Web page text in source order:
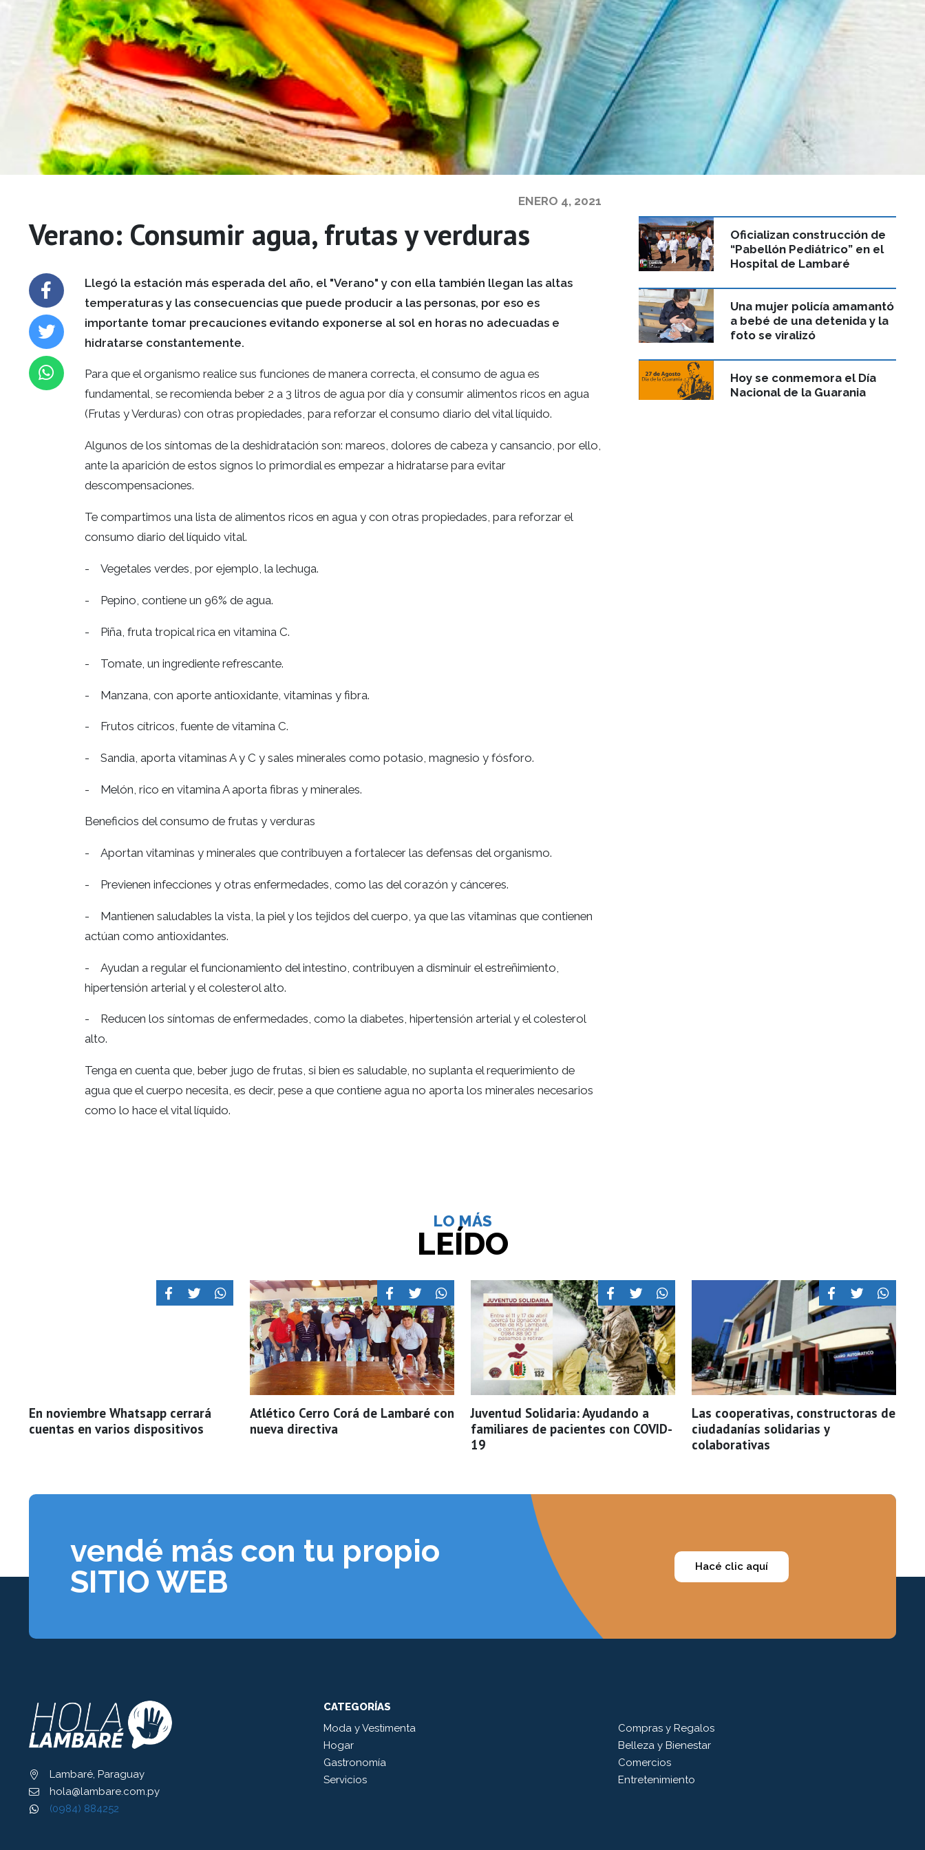
ENERO 4, 2021
Verano: Consumir agua, frutas y verduras
Llegó la estación más esperada del año, el "Verano" y con ella también llegan las altas
temperaturas y las consecuencias que puede producir a las personas, por eso es
importante tomar precauciones evitando exponerse al sol en horas no adecuadas e
hidratarse constantemente.
Para que el organismo realice sus funciones de manera correcta, el consumo de agua es
fundamental, se recomienda beber 2 a 3 litros de agua por día y consumir alimentos ricos en agua
(Frutas y Verduras) con otras propiedades, para reforzar el consumo diario del vital líquido.
Algunos de los síntomas de la deshidratación son: mareos, dolores de cabeza y cansancio, por ello,
ante la aparición de estos signos lo primordial es empezar a hidratarse para evitar
descompensaciones.
Te compartimos una lista de alimentos ricos en agua y con otras propiedades, para reforzar el
consumo diario del líquido vital.
- Vegetales verdes, por ejemplo, la lechuga.
- Pepino, contiene un 96% de agua.
- Piña, fruta tropical rica en vitamina C.
- Tomate, un ingrediente refrescante.
- Manzana, con aporte antioxidante, vitaminas y fibra.
- Frutos cítricos, fuente de vitamina C.
- Sandia, aporta vitaminas A y C y sales minerales como potasio, magnesio y fósforo.
- Melón, rico en vitamina A aporta fibras y minerales.
Beneficios del consumo de frutas y verduras
- Aportan vitaminas y minerales que contribuyen a fortalecer las defensas del organismo.
- Previenen infecciones y otras enfermedades, como las del corazón y cánceres.
- Mantienen saludables la vista, la piel y los tejidos del cuerpo, ya que las vitaminas que contienen
actúan como antioxidantes.
- Ayudan a regular el funcionamiento del intestino, contribuyen a disminuir el estreñimiento,
hipertensión arterial y el colesterol alto.
- Reducen los síntomas de enfermedades, como la diabetes, hipertensión arterial y el colesterol
alto.
Tenga en cuenta que, beber jugo de frutas, si bien es saludable, no suplanta el requerimiento de
agua que el cuerpo necesita, es decir, pese a que contiene agua no aporta los minerales necesarios
como lo hace el vital líquido.
Oficializan construcción de
“Pabellón Pediátrico” en el
Hospital de Lambaré
Una mujer policía amamantó
a bebé de una detenida y la
foto se viralizó
Hoy se conmemora el Día
Nacional de la Guarania
LO MÁS
LEÍDO
En noviembre Whatsapp cerrará
cuentas en varios dispositivos
Atlético Cerro Corá de Lambaré con
nueva directiva
Juventud Solidaria: Ayudando a
familiares de pacientes con COVID-
19
Las cooperativas, constructoras de
ciudadanías solidarias y
colaborativas
vendé más con tu propio
SITIO WEB
Hacé clic aquí
Lambaré, Paraguay
hola@lambare.com.py
(0984) 884252
CATEGORÍAS
Moda y Vestimenta
Hogar
Gastronomía
Servicios
Compras y Regalos
Belleza y Bienestar
Comercios
Entretenimiento